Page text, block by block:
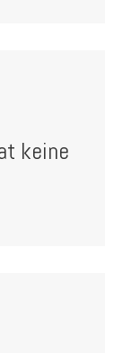
keine